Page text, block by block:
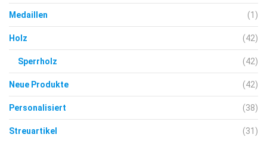
Medaillen (1)
Holz (42)
Sperrholz (42)
Neue Produkte (42)
Personalisiert (38)
Streuartikel (31)